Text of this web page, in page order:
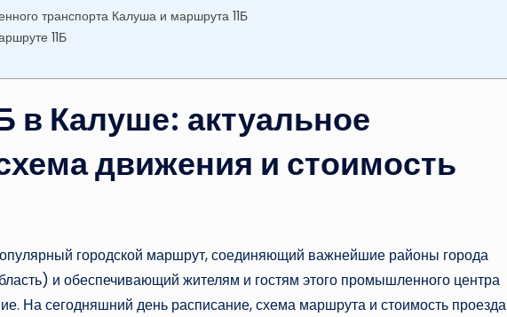
транспорта Калуша и маршрута 11Б
11Б
в Калуше: актуальное
движения и стоимость
городской маршрут, соединяющий важнейшие районы города
и обеспечивающий жителям и гостям этого промышленного центра
На сегодняшний день расписание, схема маршрута и стоимость проезда